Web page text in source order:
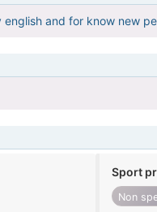
and for know new
Sport
Non